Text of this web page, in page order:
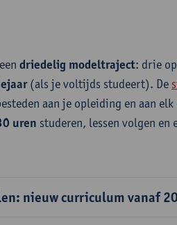
driedelig modeltraject: drie
(als je voltijds studeert). De
aan je opleiding en aan
uren studeren, lessen volgen en
nieuw curriculum vanaf